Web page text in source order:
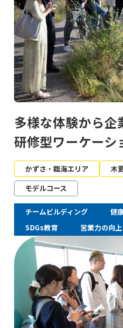
多様な体験から企
研修型ワーケーシ
かずさ・臨海エリア
木
モデルコース
チームビルディング 健
SDGs教育
営業力の向上